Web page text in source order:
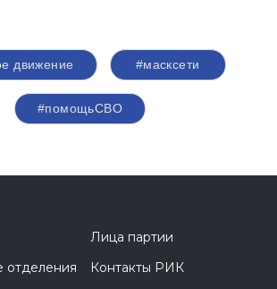
движение #масксети
#помощьСВО
Лица партии
отделения
Контакты РИК